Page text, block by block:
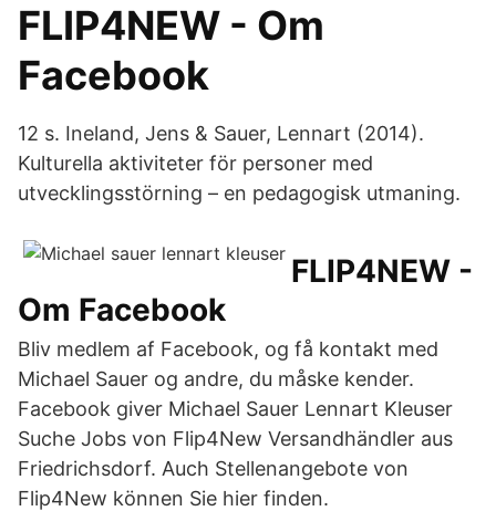
FLIP4NEW - Om
Facebook
12 s. Ineland, Jens & Sauer, Lennart (2014).
Kulturella aktiviteter för personer med
utvecklingsstörning – en pedagogisk utmaning.
FLIP4NEW -
Om Facebook
Bliv medlem af Facebook, og få kontakt med
Michael Sauer og andre, du måske kender.
Facebook giver Michael Sauer Lennart Kleuser
Suche Jobs von Flip4New Versandhändler aus
Friedrichsdorf. Auch Stellenangebote von
Flip4New können Sie hier finden.